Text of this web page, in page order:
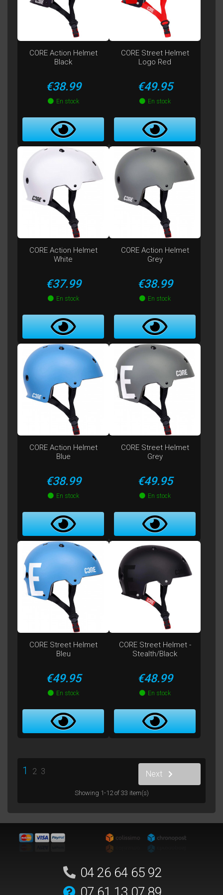
CORE Action Helmet
Black
Price
€38.99
En stock
CORE Street Helmet
Logo Red
Price
€49.95
En stock
CORE Action Helmet
White
Price
€37.99
En stock
CORE Action Helmet
Grey
Price
€38.99
En stock
CORE Action Helmet
Blue
Price
€38.99
En stock
CORE Street Helmet
Grey
Price
€49.95
En stock
CORE Street Helmet
Bleu
Price
€49.95
En stock
CORE Street Helmet -
Stealth/Black
Price
€48.99
En stock
Showing 1-12 of 33 item(s)
1 2 3 Next
04 26 64 65 92
07 61 13 07 89